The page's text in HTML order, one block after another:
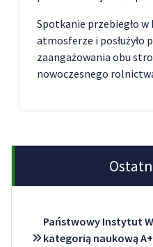
Spotkanie przebiegło
atmosferze i
zaangażowania obu
nowoczesnego
Państwowy Instytut
kategorią naukową A+